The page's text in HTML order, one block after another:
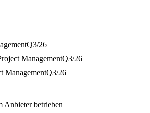
Q3/26
ManagementQ3/26
ManagementQ3/26
Anbieter betrieben